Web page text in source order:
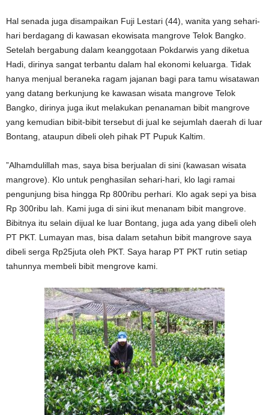
Hal senada juga disampaikan Fuji Lestari (44), wanita yang sehari-
hari berdagang di kawasan ekowisata mangrove Telok Bangko.
Setelah bergabung dalam keanggotaan Pokdarwis yang diketua
Hadi, dirinya sangat terbantu dalam hal ekonomi keluarga. Tidak
hanya menjual beraneka ragam jajanan bagi para tamu wisatawan
yang datang berkunjung ke kawasan wisata mangrove Telok
Bangko, dirinya juga ikut melakukan penanaman bibit mangrove
yang kemudian bibit-bibit tersebut di jual ke sejumlah daerah di luar
Bontang, ataupun dibeli oleh pihak PT Pupuk Kaltim.
”Alhamdulillah mas, saya bisa berjualan di sini (kawasan wisata
mangrove). Klo untuk penghasilan sehari-hari, klo lagi ramai
pengunjung bisa hingga Rp 800ribu perhari. Klo agak sepi ya bisa
Rp 300ribu lah. Kami juga di sini ikut menanam bibit mangrove.
Bibitnya itu selain dijual ke luar Bontang, juga ada yang dibeli oleh
PT PKT. Lumayan mas, bisa dalam setahun bibit mangrove saya
dibeli serga Rp25juta oleh PKT. Saya harap PT PKT rutin setiap
tahunnya membeli bibit mengrove kami.